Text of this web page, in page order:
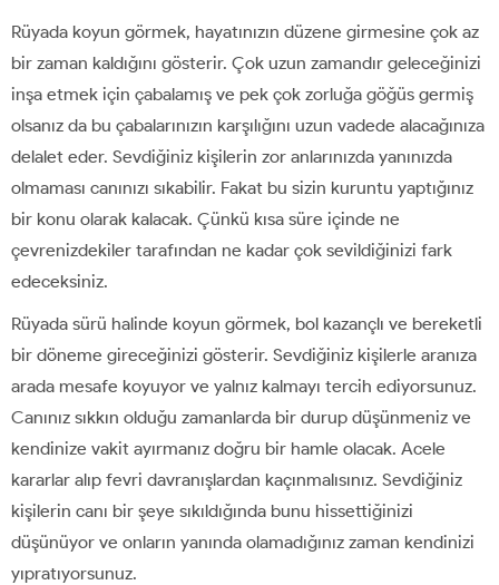
Rüyada koyun görmek, hayatınızın düzene girmesine çok az
bir zaman kaldığını gösterir. Çok uzun zamandır geleceğinizi
inşa etmek için çabalamış ve pek çok zorluğa göğüs germiş
olsanız da bu çabalarınızın karşılığını uzun vadede alacağınıza
delalet eder. Sevdiğiniz kişilerin zor anlarınızda yanınızda
olmaması canınızı sıkabilir. Fakat bu sizin kuruntu yaptığınız
bir konu olarak kalacak. Çünkü kısa süre içinde ne
çevrenizdekiler tarafından ne kadar çok sevildiğinizi fark
edeceksiniz.
Rüyada sürü halinde koyun görmek, bol kazançlı ve bereketli
bir döneme gireceğinizi gösterir. Sevdiğiniz kişilerle aranıza
arada mesafe koyuyor ve yalnız kalmayı tercih ediyorsunuz.
Canınız sıkkın olduğu zamanlarda bir durup düşünmeniz ve
kendinize vakit ayırmanız doğru bir hamle olacak. Acele
kararlar alıp fevri davranışlardan kaçınmalısınız. Sevdiğiniz
kişilerin canı bir şeye sıkıldığında bunu hissettiğinizi
düşünüyor ve onların yanında olamadığınız zaman kendinizi
yıpratıyorsunuz.